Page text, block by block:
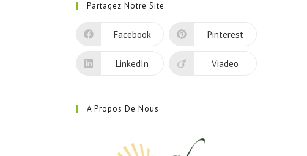
un
nouvel
Partagez Notre Site
Facebook Pinterest
LinkedIn Viadeo
A Propos De Nous